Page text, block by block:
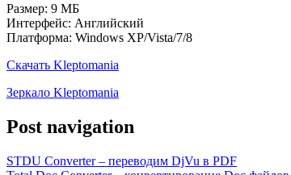
Размер: 9 МБ
Интерфейс: Английский
Платформа: Windows XP/Vista/7/8
Скачать Kleptomania
Зеркало Kleptomania
Post navigation
STDU Converter – переводим DjVu в PDF